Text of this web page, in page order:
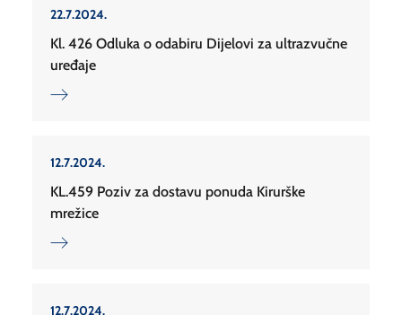
22.7.2024.
Kl. 426 Odluka o odabiru Dijelovi za ultrazvučne
uređaje
12.7.2024.
KL.459 Poziv za dostavu ponuda Kirurške
mrežice
12.7.2024.